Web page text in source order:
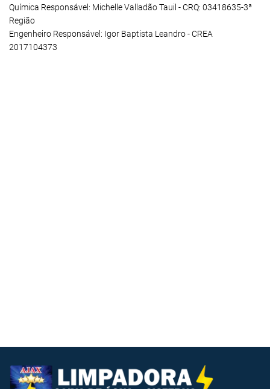
Química Responsável: Michelle Valladão Tauil - CRQ: 03418635-3ª
Região
Engenheiro Responsável: Igor Baptista Leandro - CREA
2017104373